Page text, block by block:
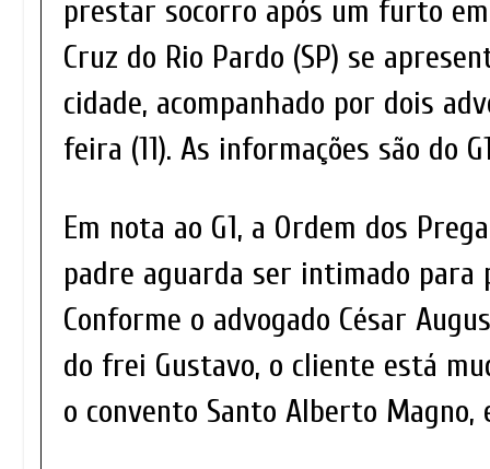
prestar socorro após um furto
Cruz do Rio Pardo (SP) se
cidade, acompanhado por dois
feira (11). As informações são do
Em nota ao G1, a Ordem dos
padre aguarda ser intimado para
Conforme o advogado César
do frei Gustavo, o cliente está
o convento Santo Alberto Magno,